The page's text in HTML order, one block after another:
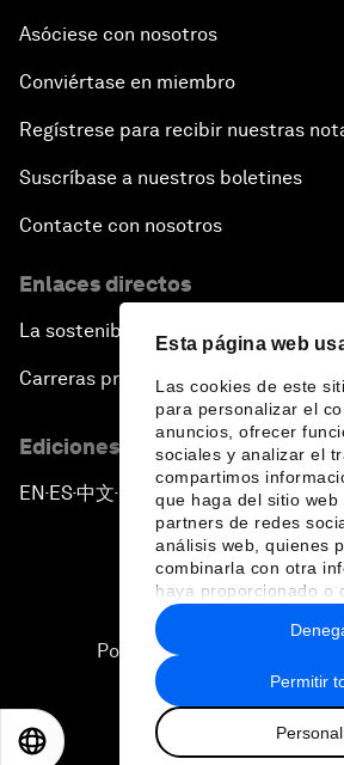
Esta página web
Las cookies de este
para personalizar el
anuncios, ofrecer
sociales y analizar el
compartimos
que haga del sitio web
partners de redes
análisis web, quienes
combinarla con otra
haya proporcionado o
recopilado a partir del
hecho de sus
Permitir
Asóciese con nosotros
Conviértase en miembro
Regístrese para recibir nuestras
Suscríbase a nuestros boletines
Contacte con nosotros
Enlaces directos
La sostenibilidad en el Foro
Carreras profesionales
Ediciones en otros idiomas
EN ▪ ES▪中文▪ 日本語
Política de privacidad y
2026 Foro Económico